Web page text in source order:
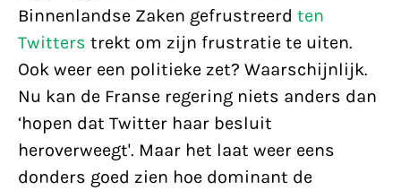
Binnenlandse Zaken gefrustreerd ten
Twitters trekt om zijn frustratie te uiten.
Ook weer een politieke zet? Waarschijnlijk.
Nu kan de Franse regering niets anders dan
‘hopen dat Twitter haar besluit
heroverweegt'. Maar het laat weer eens
donders goed zien hoe dominant de